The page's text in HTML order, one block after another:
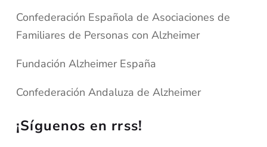
Confederación Española de Asociaciones de
Familiares de Personas con Alzheimer
Fundación Alzheimer España
Confederación Andaluza de Alzheimer
¡Síguenos en rrss!